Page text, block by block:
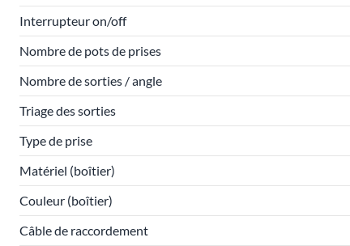
Interrupteur on/off
Nombre de pots de prises
Nombre de sorties / angle
Triage des sorties
Type de prise
Matériel (boîtier)
Couleur (boîtier)
Câble de raccordement